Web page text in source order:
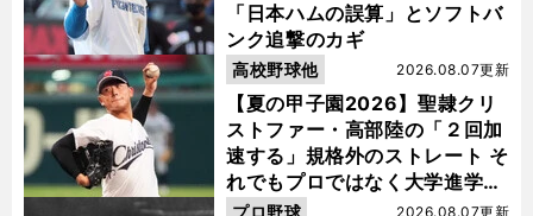
「日本ハムの誤算」とソフトバ
ンク追撃のカギ
【夏の甲子園2026】聖隷クリ
ストファー・高部陸の「２回加
速する」規格外のストレート そ
れでもプロではなく大学進学を
選ぶ理由
2026.08.07更新
高校野球他
2026.08.07更新